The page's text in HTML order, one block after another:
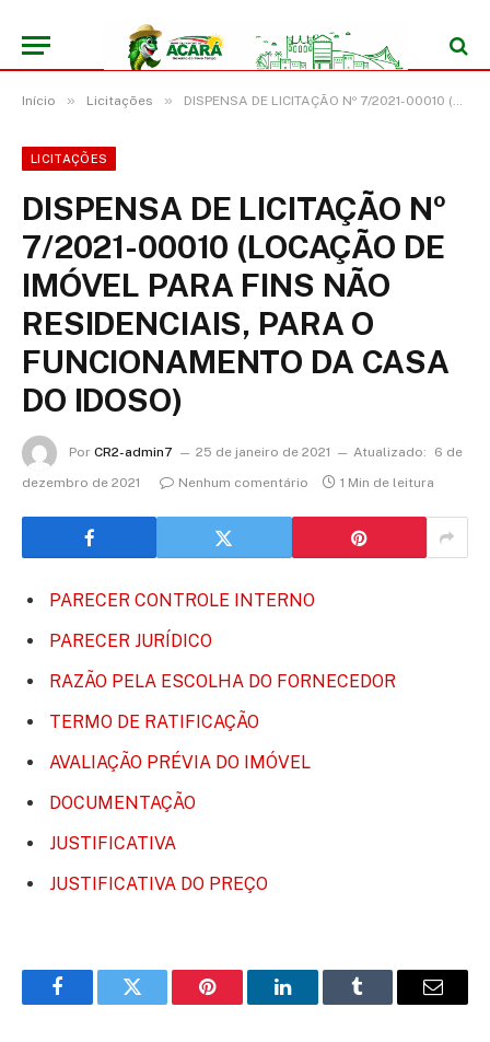
Início » Licitações » DISPENSA DE LICITAÇÃO Nº 7/2021-00010 (LOCAÇÃO DE IMÓVEL PARA FINS NÃO RESIDENCIAIS, PARA O FUNCIONAMENTO DA CASA DO IDOSO)
LICITAÇÕES
DISPENSA DE LICITAÇÃO Nº
7/2021-00010 (LOCAÇÃO DE
IMÓVEL PARA FINS NÃO
RESIDENCIAIS, PARA O
FUNCIONAMENTO DA CASA
DO IDOSO)
Por CR2-admin7 25 de janeiro de 2021 Atualizado:
6 de
dezembro de 2021
Nenhum comentário 1 Min de leitura
PARECER CONTROLE INTERNO
PARECER JURÍDICO
RAZÃO PELA ESCOLHA DO FORNECEDOR
TERMO DE RATIFICAÇÃO
AVALIAÇÃO PRÉVIA DO IMÓVEL
DOCUMENTAÇÃO
JUSTIFICATIVA
JUSTIFICATIVA DO PREÇO
FacebookTwitter Pinterest LinkedInTumblr
E-